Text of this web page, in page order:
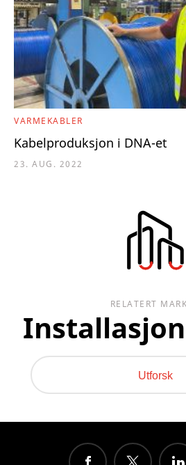
VARMEKABLER
Kabelproduksjon i DNA-et
23. AUG. 2022
RELATERT
Utforsk